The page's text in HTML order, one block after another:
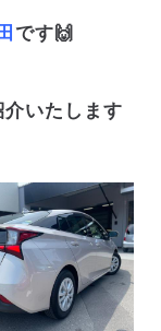
です🙌
いたします